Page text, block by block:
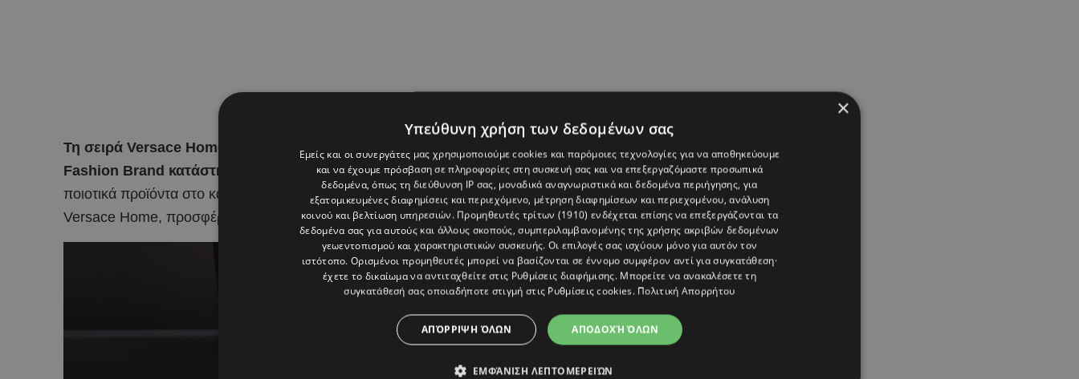
Τη σειρά Versace Home, φέρνει αποκλειστικά στην Κύπρο η εταιρεία Andreotti Ltd στο
Fashion Brand κατάστημα Exclusive by Andreotti.Με στόχο να προσφέρει τα καλύτερα και πιο
ποιοτικά προϊόντα στο καταναλωτικό κοινό, το κατάστημα Exclusive by Andreotti παρουσιάζει τη σειρά
Versace Home, προσφέροντας μια αίσθηση πολυτέλειας σε κάθε γωνιά του σπιτιού σας.
×
Υπεύθυνη χρήση των δεδομένων σας
Εμείς και οι συνεργάτες μας χρησιμοποιούμε cookies και παρόμοιες τεχνολογίες για να αποθηκεύουμε
και να έχουμε πρόσβαση σε πληροφορίες στη συσκευή σας και να επεξεργαζόμαστε προσωπικά
δεδομένα, όπως τη διεύθυνση IP σας, μοναδικά αναγνωριστικά και δεδομένα περιήγησης, για
εξατομικευμένες διαφημίσεις και περιεχόμενο, μέτρηση διαφημίσεων και περιεχομένου, ανάλυση
κοινού και βελτίωση υπηρεσιών. Προμηθευτές τρίτων (1910) ενδέχεται επίσης να επεξεργάζονται τα
δεδομένα σας για αυτούς και άλλους σκοπούς, συμπεριλαμβανομένης της χρήσης ακριβών δεδομένων
γεωεντοπισμού και χαρακτηριστικών συσκευής. Οι επιλογές σας ισχύουν μόνο για αυτόν τον
ιστότοπο. Ορισμένοι προμηθευτές μπορεί να βασίζονται σε έννομο συμφέρον αντί για συγκατάθεση·
έχετε το δικαίωμα να αντιταχθείτε στις Ρυθμίσεις διαφήμισης. Μπορείτε να ανακαλέσετε τη
συγκατάθεσή σας οποιαδήποτε στιγμή στις Ρυθμίσεις cookies. Πολιτική Απορρήτου
ΑΠΟΔΟΧΉ ΌΛΩΝ
ΑΠΌΡΡΙΨΗ ΌΛΩΝ
ΕΜΦΆΝΙΣΗ ΛΕΠΤΟΜΕΡΕΙΏΝ